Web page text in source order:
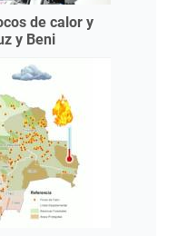
de calor y
y Beni